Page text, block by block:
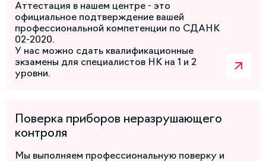
Аттестация в нашем центре - это
официальное подтверждение вашей
профессиональной компетенции по СДАНК
02-2020.
У нас можно сдать квалификационные
экзамены для специалистов НК на 1 и 2
уровни.
Поверка приборов неразрушающего
контроля
Мы выполняем профессиональную поверку и